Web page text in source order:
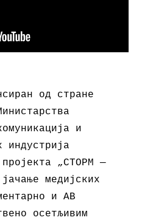
од стране
и
индустрија
„СТОРМ —
медијских
и АВ
осетљивим